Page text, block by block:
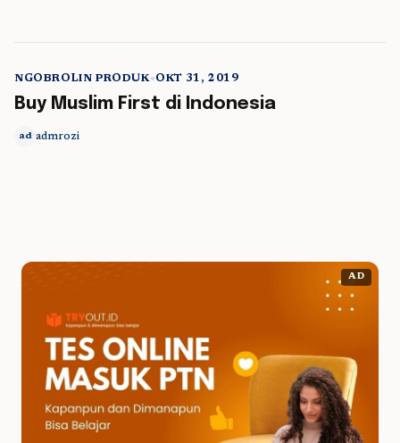
NGOBROLIN PRODUK•OKT 31, 2019
Buy Muslim First di Indonesia
ad admrozi
AD